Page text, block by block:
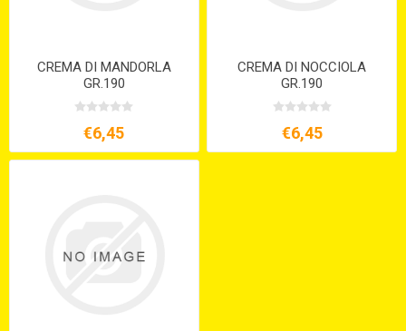
CREMA DI MANDORLA
GR.190
€6,45
CREMA DI NOCCIOLA
GR.190
€6,45